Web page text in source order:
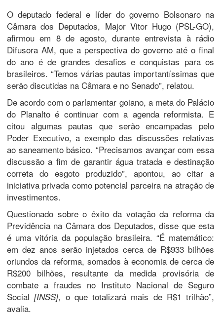
O deputado federal e líder do governo Bolsonaro na
Câmara dos Deputados, Major Vitor Hugo (PSL-GO),
afirmou em 8 de agosto, durante entrevista à rádio
Difusora AM, que a perspectiva do governo até o final
do ano é de grandes desafios e conquistas para os
brasileiros. “Temos várias pautas importantíssimas que
serão discutidas na Câmara e no Senado”, relatou.
De acordo com o parlamentar goiano, a meta do Palácio
do Planalto é continuar com a agenda reformista. E
citou algumas pautas que serão encampadas pelo
Poder Executivo, a exemplo das discussões relativas
ao saneamento básico. “Precisamos avançar com essa
discussão a fim de garantir água tratada e destinação
correta do esgoto produzido”, apontou, ao citar a
iniciativa privada como potencial parceira na atração de
investimentos.
Questionado sobre o êxito da votação da reforma da
Previdência na Câmara dos Deputados, disse que esta
é uma vitória da população brasileira. “É matemático:
em dez anos serão injetados cerca de R$933 bilhões
oriundos da reforma, somados à economia de cerca de
R$200 bilhões, resultante da medida provisória de
combate a fraudes no Instituto Nacional de Seguro
Social[INSS], o que totalizará mais de R$1 trilhão”,
avalia.